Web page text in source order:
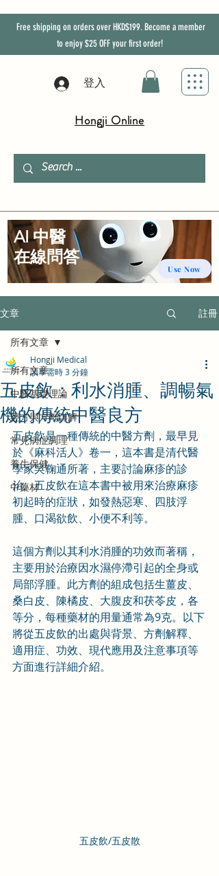
Free shipping on orders over HKD$199. Become a member
to enjoy$25 OFFyour first order!
登入
Hongji Online
文章 註冊
所有文章
中醫基礎理論
經方與方劑詳解
常見病症調理
養生保健
中藥材
所有文章
五皮飲：利水消腫、調暢氣
機的傳統中醫良方
Hongji Medical
讀畢需時 3 分鐘
五皮飲是一種傳統的中醫方劑，最早見
於《麻科活人》卷一 ，這本書是清代醫
學家吳鞠通所著，主要討論麻疹的診
治。五皮飲在這本書中被用來治療麻疹
初起時的症狀，如發熱惡寒、四肢浮
腫、口渴欲飲、小便不利等。
這個方劑以其利水消腫的功效而著稱，
主要用於治療因水濕停滯引起的全身或
局部浮腫。 此方劑的組成包括生薑皮、
桑白皮、陳橘皮、大腹皮和茯苓皮，各
等分，每種藥材的用量通常為9克。 以下
將從五皮飲的出處與背景、方劑解釋、
適用症、功效、現代應用及注意事項等
方面進行詳細介紹。
五皮飲/五皮散
Use Now
AI 中醫
​在線問答